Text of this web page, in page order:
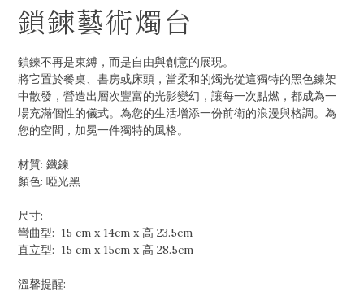
鎖鍊藝術燭台
鎖鍊不再是束縛，而是自由與創意的展現。
將它置於餐桌、書房或床頭，當柔和的燭光從這獨特的黑色鍊架
中散發，營造出層次豐富的光影變幻，讓每一次點燃，都成為一
場充滿個性的儀式。為您的生活增添一份前衛的浪漫與格調。為
您的空間，加冕一件獨特的風格。
材質: 鐵鍊
顏色: 啞光黑
尺寸:
彎曲型:  15 cm x 14cm x 高 23.5cm
直立型:  15 cm x 15cm x 高 28.5cm
溫馨提醒: